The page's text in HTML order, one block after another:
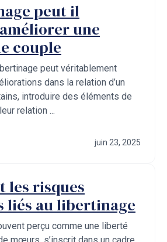
peut il
une
couple
peut véritablement
dans la relation d’un
introduire des éléments de
relation ...
juin 23, 2025
les risques
liés au libertinage
perçu comme une liberté